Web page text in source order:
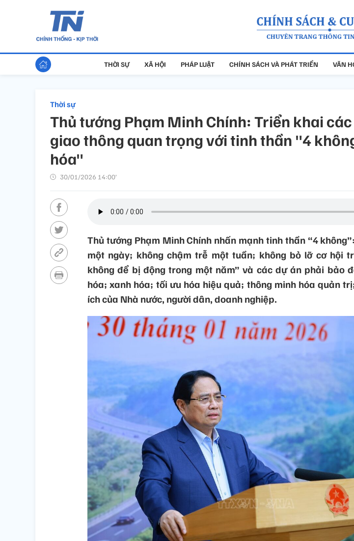
THỜI SỰ XÃ HỘI PHÁP LUẬT CHÍNH SÁCH VÀ PHÁT TRIỂN VĂN
Thời sự
Thủ tướng Phạm Minh Chính: Triển khai
giao thông quan trọng với tinh thần "4
hóa"
30/01/2026 14:00’
Thủ tướng Phạm Minh Chính nhấn mạnh tinh thần “4
một ngày; không chậm trễ một tuần; không bỏ lỡ cơ hội
không để bị động trong một năm” và các dự án phải bảo
hóa; xanh hóa; tối ưu hóa hiệu quả; thông minh hóa quản
ích của Nhà nước, người dân, doanh nghiệp.